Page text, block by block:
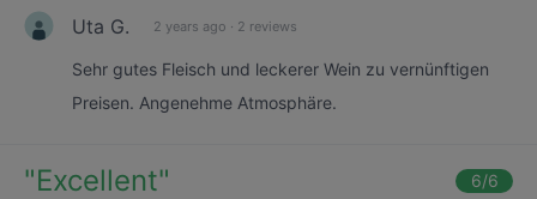
Uta G. 2 years ago · 2 reviews
Sehr gutes Fleisch und leckerer Wein zu vernünftigen
Preisen. Angenehme Atmosphäre.
"Excellent" 6/6